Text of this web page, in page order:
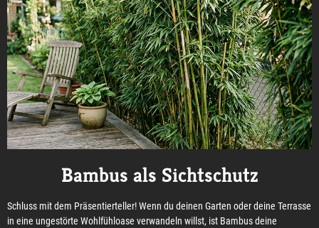
Bambus als Sichtschutz
Schluss mit dem Präsentierteller! Wenn du deinen Garten oder deine Terrasse
in eine ungestörte Wohlfühloase verwandeln willst, ist Bambus deine